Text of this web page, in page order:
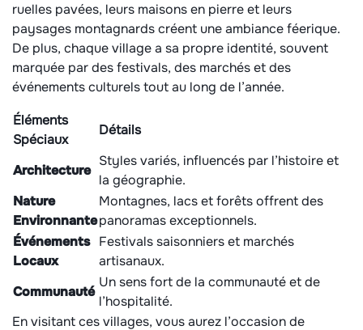
ruelles pavées, leurs maisons en pierre et leurs
paysages montagnards créent une ambiance féerique.
De plus, chaque village a sa propre identité, souvent
marquée par des festivals, des marchés et des
événements culturels tout au long de l’année.
Éléments
Spéciaux
Détails
Architecture
Styles variés, influencés par l’histoire et
la géographie.
Nature
Environnante
Montagnes, lacs et forêts offrent des
panoramas exceptionnels.
Événements
Locaux
Festivals saisonniers et marchés
artisanaux.
Communauté
Un sens fort de la communauté et de
l’hospitalité.
En visitant ces villages, vous aurez l’occasion de